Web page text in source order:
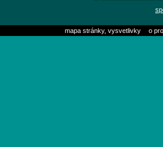
mapa stránky, vysvetlivky o